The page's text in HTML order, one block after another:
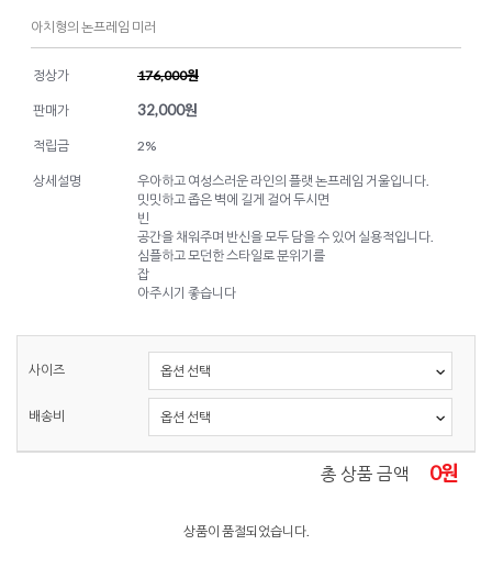
아치형의 논프레임 미러
정상가 176,000원
판매가 32,000원
적립금 2%
상세설명
우아하고 여성스러운 라인의 플랫 논프레임 거울입니다.
밋밋하고 좁은 벽에 길게 걸어 두시면
빈
공간을 채워주며 반신을 모두 담을 수 있어 실용적입니다.
심플하고 모던한 스타일로 분위기를
잡
아주시기 좋습니다
사이즈
배송비
총 상품 금액 0원
상품이 품절되었습니다.